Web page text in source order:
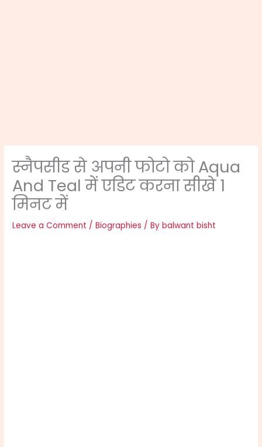
स्नैपसीड से अपनी फोटो को Aqua
And Teal में एडिट करना सीखे 1
मिनट में
Leave a Comment /Biographies / Bybalwant bisht